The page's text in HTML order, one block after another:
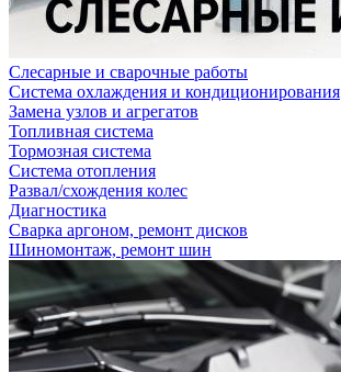
Слесарные и сварочные работы
Система охлаждения и кондиционирования
Замена узлов и агрегатов
Топливная система
Тормозная система
Система отопления
Развал/схождения колес
Диагностика
Сварка аргоном, ремонт дисков
Шиномонтаж, ремонт шин